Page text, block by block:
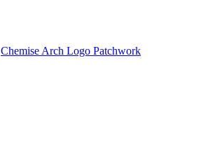
Chemise Arch Logo Patchwork